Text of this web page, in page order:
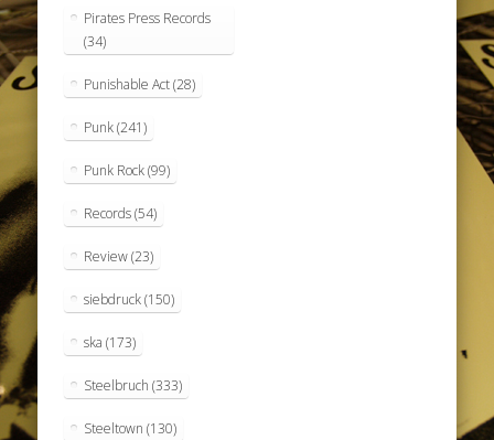
Pirates Press Records
(34)
Punishable Act(28)
Punk(241)
Punk Rock(99)
Records(54)
Review(23)
siebdruck(150)
ska (173)
Steelbruch (333)
Steeltown (130)